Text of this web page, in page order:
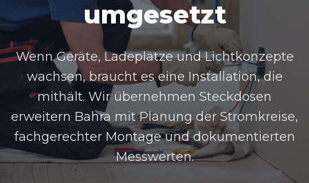
umgesetzt
Wenn Geräte, Ladeplätze und Lichtkonzepte
wachsen, braucht es eine Installation, die
mithält. Wir übernehmen Steckdosen
erweitern Bahra mit Planung der Stromkreise,
fachgerechter Montage und dokumentierten
Messwerten.